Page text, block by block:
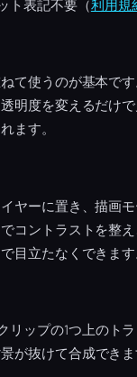
ト表記不要（利用規
て使うのが基本で
明度を変えるだけ
ます。
ヤーに置き、描画
コントラストを整
目立たなくできます
リップの1つ上のト
が抜けて合成でき